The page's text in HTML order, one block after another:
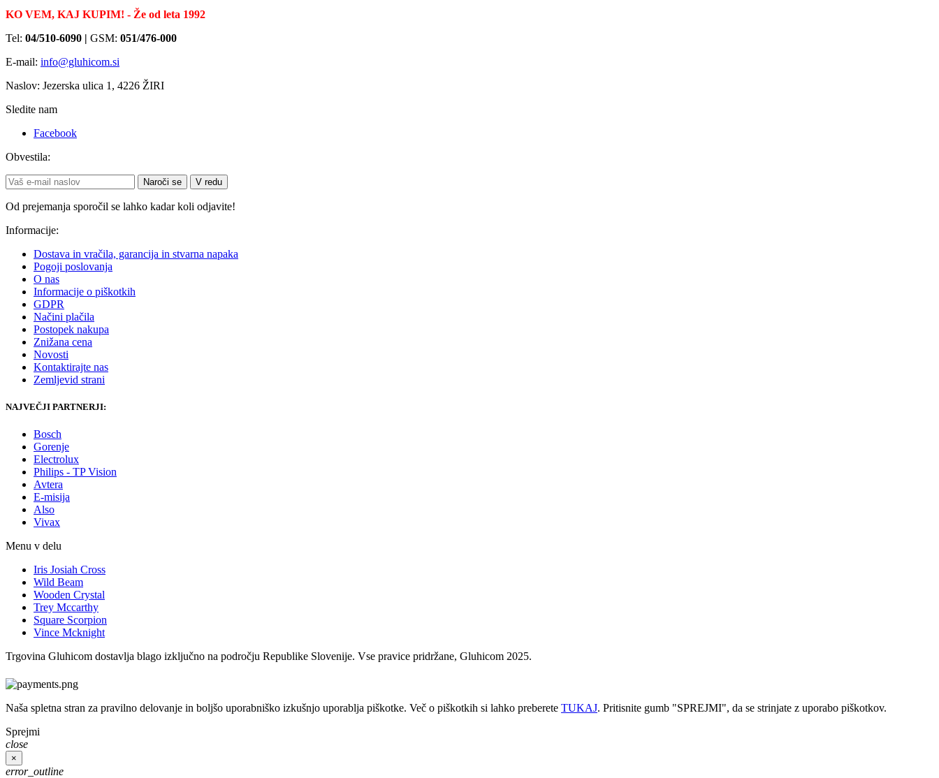
KO VEM, KAJ KUPIM! - Že od leta 1992
Tel: 04/510-6090 | GSM: 051/476-000
E-mail: info@gluhicom.si
Naslov: Jezerska ulica 1, 4226 ŽIRI
Sledite nam
Facebook
Obvestila:
Naroči se V redu
Od prejemanja sporočil se lahko kadar koli odjavite!
Informacije:
Dostava in vračila, garancija in stvarna napaka
Pogoji poslovanja
O nas
Informacije o piškotkih
GDPR
Načini plačila
Postopek nakupa
Znižana cena
Novosti
Kontaktirajte nas
Zemljevid strani
NAJVEČJI PARTNERJI:
Bosch
Gorenje
Electrolux
Philips - TP Vision
Avtera
E-misija
Also
Vivax
Menu v delu
Iris Josiah Cross
Wild Beam
Wooden Crystal
Trey Mccarthy
Square Scorpion
Vince Mcknight
Trgovina Gluhicom dostavlja blago izključno na področju Republike Slovenije. Vse pravice pridržane, Gluhicom 2025.
Naša spletna stran za pravilno delovanje in boljšo uporabniško izkušnjo uporablja piškotke. Več o piškotkih si lahko preberete TUKAJ. Pritisnite gumb "SPREJMI", da se strinjate z uporabo piškotkov.
Sprejmi
close
×
error_outline